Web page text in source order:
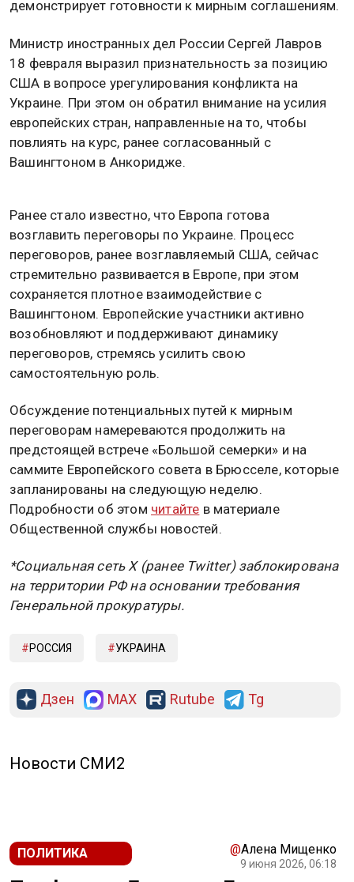
демонстрирует готовности к мирным соглашениям.
Министр иностранных дел России Сергей Лавров
18 февраля выразил признательность за позицию
США в вопросе урегулирования конфликта на
Украине. При этом он обратил внимание на усилия
европейских стран, направленные на то, чтобы
повлиять на курс, ранее согласованный с
Вашингтоном в Анкоридже.
Ранее стало известно, что Европа готова
возглавить переговоры по Украине. Процесс
переговоров, ранее возглавляемый США, сейчас
стремительно развивается в Европе, при этом
сохраняется плотное взаимодействие с
Вашингтоном. Европейские участники активно
возобновляют и поддерживают динамику
переговоров, стремясь усилить свою
самостоятельную роль.
Обсуждение потенциальных путей к мирным
переговорам намереваются продолжить на
предстоящей встрече «Большой семерки» и на
саммите Европейского совета в Брюсселе, которые
запланированы на следующую неделю.
Подробности об этом читайте в материале
Общественной службы новостей.
*Социальная сеть X (ранее Twitter) заблокирована
на территории РФ на основании требования
Генеральной прокуратуры.
РОССИЯ УКРАИНА
Дзен MAX Rutube Tg
Новости СМИ2
ПОЛИТИКА @Алена Мищенко
9 июня 2026, 06:18